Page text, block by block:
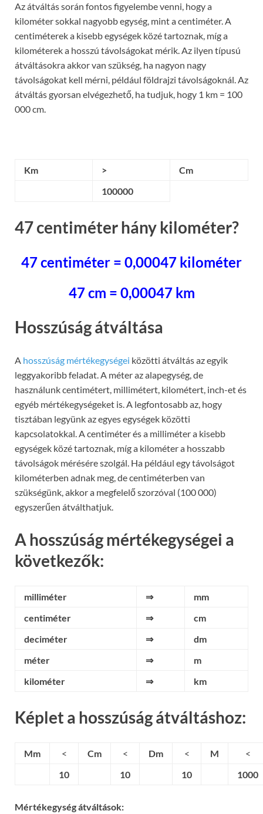
Az átváltás során fontos figyelembe venni, hogy a
kilométer sokkal nagyobb egység, mint a centiméter. A
centiméterek a kisebb egységek közé tartoznak, míg a
kilométerek a hosszú távolságokat mérik. Az ilyen típusú
átváltásokra akkor van szükség, ha nagyon nagy
távolságokat kell mérni, például földrajzi távolságoknál. Az
átváltás gyorsan elvégezhető, ha tudjuk, hogy 1 km = 100
000 cm.
Km >
Cm
100000
47 centiméter hány kilométer?
47 centiméter = 0,00047 kilométer
47 cm = 0,00047 km
Hosszúság átváltása
A hosszúság mértékegységei közötti átváltás az egyik
leggyakoribb feladat. A méter az alapegység, de
használunk centimétert, millimétert, kilométert, inch-et és
egyéb mértékegységeket is. A legfontosabb az, hogy
tisztában legyünk az egyes egységek közötti
kapcsolatokkal. A centiméter és a milliméter a kisebb
egységek közé tartoznak, míg a kilométer a hosszabb
távolságok mérésére szolgál. Ha például egy távolságot
kilométerben adnak meg, de centiméterben van
szükségünk, akkor a megfelelő szorzóval (100 000)
egyszerűen átválthatjuk.
A hosszúság mértékegységei a
következők:
milliméter ⇒
mm
centiméter
⇒
cm
deciméter
⇒
dm
méter
⇒
m
kilométer
⇒ km
Képlet a hosszúság átváltáshoz:
Mm < Cm < Dm < M
<
10
10 10 1000
Mértékegység átváltások: